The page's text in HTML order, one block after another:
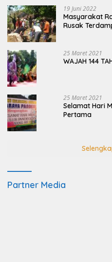
19 Juni 2022
Masyarakat
Rusak
25 Maret 2021
WAJAH 144
25 Maret 2021
Selamat Hari
Pertama
Partner Media